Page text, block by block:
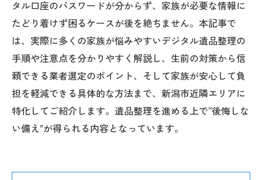
タル口座のパスワードが分からず、家族が必要な情報に
たどり着けず困るケースが後を絶ちません。本記事で
は、実際に多くの家族が悩みやすいデジタル遺品整理の
手順や注意点を分かりやすく解説し、生前の対策から信
頼できる業者選定のポイント、そして家族が安心して負
担を軽減できる具体的な方法まで、新潟市近隣エリアに
特化してご紹介します。遺品整理を進める上で“後悔しな
い備え”が得られる内容となっています。